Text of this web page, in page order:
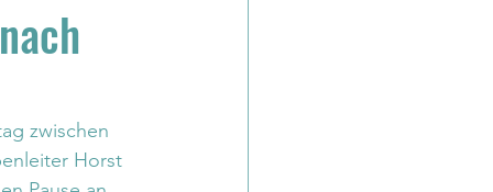
zwischen
Horst